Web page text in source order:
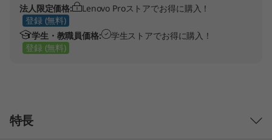
法人限定価格:
Lenovo Proストアでお得に購入！
登録 (無料)
学生・教職員価格:
学生ストアでお得に購入！
登録 (無料)
特長